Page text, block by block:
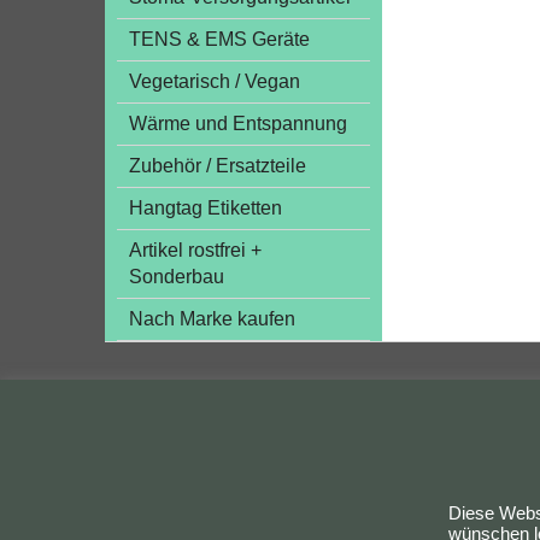
TENS & EMS Geräte
Vegetarisch / Vegan
Wärme und Entspannung
Zubehör / Ersatzteile
Hangtag Etiketten
Artikel rostfrei +
Sonderbau
Nach Marke kaufen
Diese
wünschen